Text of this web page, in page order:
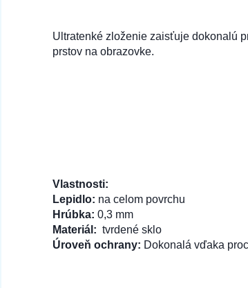
Ultratenké zloženie zaisťuje dokonalú
prstov na obrazovke.
Vlastnosti:
Lepidlo: na celom povrchu
Hrúbka: 0,3 mm
Materiál: tvrdené sklo
Úroveň ochrany: Dokonalá vďaka